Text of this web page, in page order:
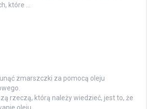
które …
zmarszczki za pomocą oleju
rzeczą, którą należy wiedzieć, jest to, że